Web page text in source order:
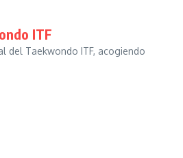
ITF
del Taekwondo ITF, acogiendo